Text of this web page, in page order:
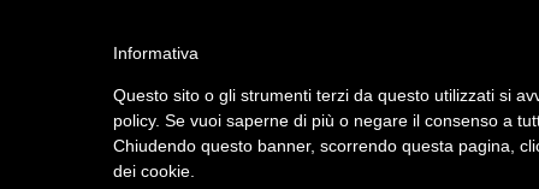
lo studio
progetti
Informativa
Questo sito o gli strumenti terzi da questo utilizzati si
policy. Se vuoi saperne di più o negare il consenso a
Chiudendo questo banner, scorrendo questa pagina,
dei cookie.